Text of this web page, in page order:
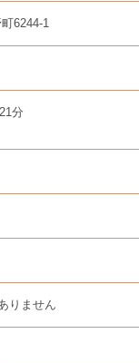
6244-1
分
りません